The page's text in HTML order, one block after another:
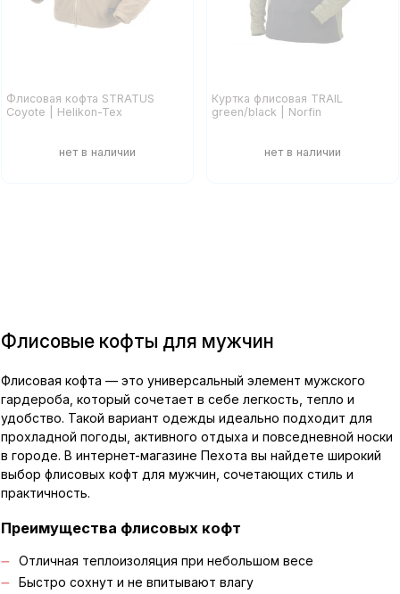
Флисовая кофта STRATUS
Coyote | Helikon-Tex
Куртка флисовая TRAIL
green/black | Norfin
Флисовые кофты для мужчин
Флисовая кофта — это универсальный элемент мужского
гардероба, который сочетает в себе легкость, тепло и
удобство. Такой вариант одежды идеально подходит для
прохладной погоды, активного отдыха и повседневной носки
в городе. В интернет-магазине Пехота вы найдете широкий
выбор флисовых кофт для мужчин, сочетающих стиль и
практичность.
Преимущества флисовых кофт
Отличная теплоизоляция при небольшом весе
Быстро сохнут и не впитывают влагу